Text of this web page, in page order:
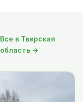
Все в Тверская
область →